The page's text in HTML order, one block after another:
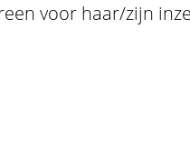
voor haar/zijn